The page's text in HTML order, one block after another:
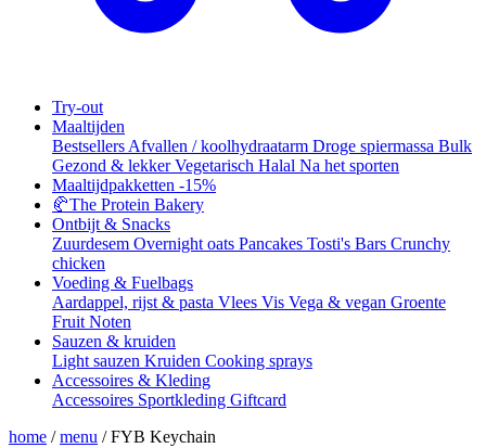
Try-out
Maaltijden
Bestsellers Afvallen / koolhydraatarm Droge spiermassa Bulk
Gezond & lekkerVegetarisch Halal Na het sporten
Maaltijdpakketten -15%
🥐The Protein Bakery
Ontbijt & Snacks
Zuurdesem Overnight oats Pancakes Tosti's Bars Crunchy
chicken
Voeding & Fuelbags
Aardappel, rijst & pasta Vlees Vis Vega & vegan Groente
Fruit Noten
Sauzen & kruiden
Light sauzen Kruiden Cooking sprays
Accessoires & Kleding
Accessoires Sportkleding Giftcard
home / menu / FYB Keychain